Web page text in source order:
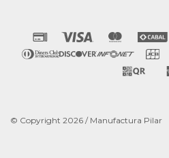
© Copyright 2026 / Manufactura Pilar